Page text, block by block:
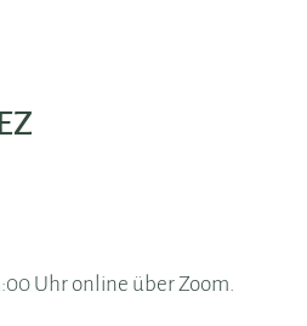
Uhr online über Zoom.